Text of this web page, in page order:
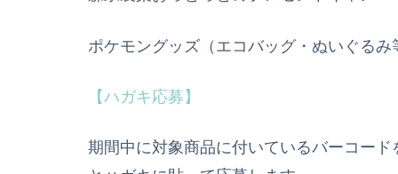
ポケモングッズ（エコバッグ・ぬいぐる
【ハガキ応募】
期間中に対象商品に付いているバーコー